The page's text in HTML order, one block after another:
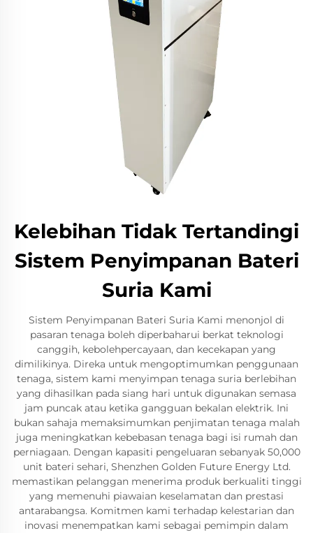
Kelebihan Tidak Tertandingi
Sistem Penyimpanan Bateri
Suria Kami
Sistem Penyimpanan Bateri Suria Kami menonjol di
pasaran tenaga boleh diperbaharui berkat teknologi
canggih, kebolehpercayaan, dan kecekapan yang
dimilikinya. Direka untuk mengoptimumkan penggunaan
tenaga, sistem kami menyimpan tenaga suria berlebihan
yang dihasilkan pada siang hari untuk digunakan semasa
jam puncak atau ketika gangguan bekalan elektrik. Ini
bukan sahaja memaksimumkan penjimatan tenaga malah
juga meningkatkan kebebasan tenaga bagi isi rumah dan
perniagaan. Dengan kapasiti pengeluaran sebanyak 50,000
unit bateri sehari, Shenzhen Golden Future Energy Ltd.
memastikan pelanggan menerima produk berkualiti tinggi
yang memenuhi piawaian keselamatan dan prestasi
antarabangsa. Komitmen kami terhadap kelestarian dan
inovasi menempatkan kami sebagai pemimpin dalam